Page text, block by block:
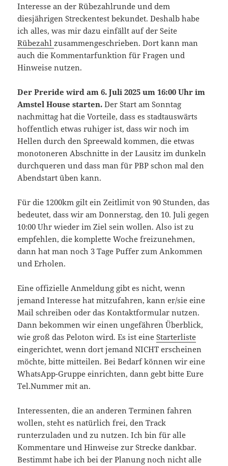
Interesse an der Rübezahlrunde und dem
diesjährigen Streckentest bekundet. Deshalb habe
ich alles, was mir dazu einfällt auf der Seite
Rübezahlzusammengeschrieben. Dort kann man
auch die Kommentarfunktion für Fragen und
Hinweise nutzen.
Der Preride wird am 6. Juli 2025 um 16:00 Uhr im
Amstel House starten. Der Start am Sonntag
nachmittag hat die Vorteile, dass es stadtauswärts
hoffentlich etwas ruhiger ist, dass wir noch im
Hellen durch den Spreewald kommen, die etwas
monotoneren Abschnitte in der Lausitz im dunkeln
durchqueren und dass man für PBP schon mal den
Abendstart üben kann.
Für die 1200km gilt ein Zeitlimit von 90 Stunden, das
bedeutet, dass wir am Donnerstag, den 10. Juli gegen
10:00 Uhr wieder im Ziel sein wollen. Also ist zu
empfehlen, die komplette Woche freizunehmen,
dann hat man noch 3 Tage Puffer zum Ankommen
und Erholen.
Eine offizielle Anmeldung gibt es nicht, wenn
jemand Interesse hat mitzufahren, kann er/sie eine
Mail schreiben oder das Kontaktformular nutzen.
Dann bekommen wir einen ungefähren Überblick,
wie groß das Peloton wird. Es ist eineStarterliste
eingerichtet, wenn dort jemand NICHT erscheinen
möchte, bitte mitteilen. Bei Bedarf können wir eine
WhatsApp-Gruppe einrichten, dann gebt bitte Eure
Tel.Nummer mit an.
Interessenten, die an anderen Terminen fahren
wollen, steht es natürlich frei, den Track
runterzuladen und zu nutzen. Ich bin für alle
Kommentare und Hinweise zur Strecke dankbar.
Bestimmt habe ich bei der Planung noch nicht alle